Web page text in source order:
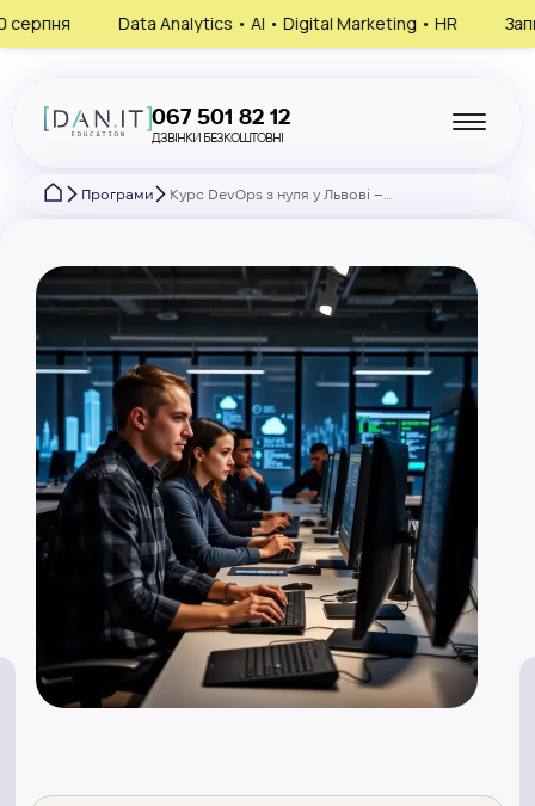
AI • Digital Marketing • HR Запишись на консультацію,
067 501 82 12
ДЗВІНКИ БЕЗКОШТОВНІ
Програми